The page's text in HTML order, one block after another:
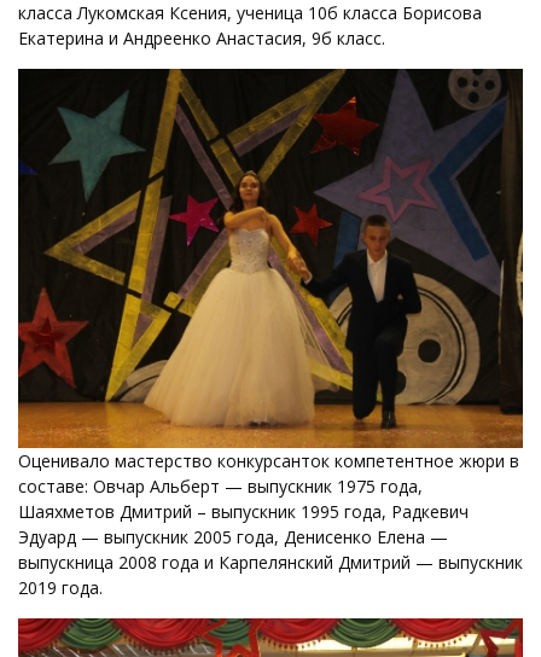
класса Лукомская Ксения, ученица 10б класса Борисова
Екатерина и Андреенко Анастасия, 9б класс.
Оценивало мастерство конкурсанток компетентное жюри в
составе: Овчар Альберт — выпускник 1975 года,
Шаяхметов Дмитрий – выпускник 1995 года, Радкевич
Эдуард — выпускник 2005 года, Денисенко Елена —
выпускница 2008 года и Карпелянский Дмитрий — выпускник
2019 года.